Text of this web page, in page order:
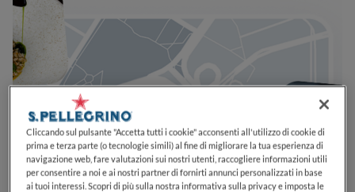
Cliccando sul pulsante "Accetta tutti i cookie" acconsenti all'utilizzo di cookie di
prima e terza parte (o tecnologie simili) al fine di migliorare la tua esperienza di
navigazione web, fare valutazioni sui nostri utenti, raccogliere informazioni utili
per consentire a noi e ai nostri partner di fornirti annunci personalizzati in base
ai tuoi interessi. Scopri di più sulla nostra informativa sulla privacy e imposta le